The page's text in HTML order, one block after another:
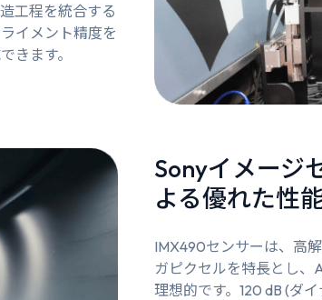
工程を統合する
イメント精度を
きます。
Sonyイメージ
よる優れた性
IMX490センサーは、高
ガピクセルを特長とし、
理想的です。120 dB (ダ